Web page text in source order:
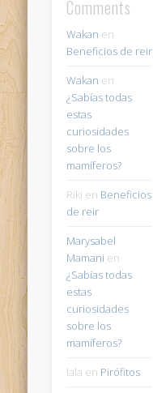
Comments
Wakan en
Beneficios de reir
Wakan en
¿Sabías todas
estas
curiosidades
sobre los
mamíferos?
Riki en Beneficios
de reir
Marysabel
Mamani en
¿Sabías todas
estas
curiosidades
sobre los
mamíferos?
lala en Pirófitos